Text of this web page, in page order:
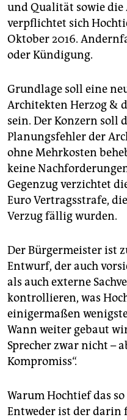
und Qualität sowie die
verpflichtet sich
Oktober 2016.
oder Kündigung.
Grundlage soll eine
Architekten Herzog &
sein. Der Konzern soll
Planungsfehler der
ohne Mehrkosten
keine
Gegenzug verzichtet
Euro Vertragsstrafe,
Verzug fällig wurden.
Der Bürgermeister ist
Entwurf, der auch
als auch externe
kontrollieren, was
einigermaßen
Wann weiter gebaut
Sprecher zwar nicht –
Kompromiss“.
Warum Hochtief das
Entweder ist der darin